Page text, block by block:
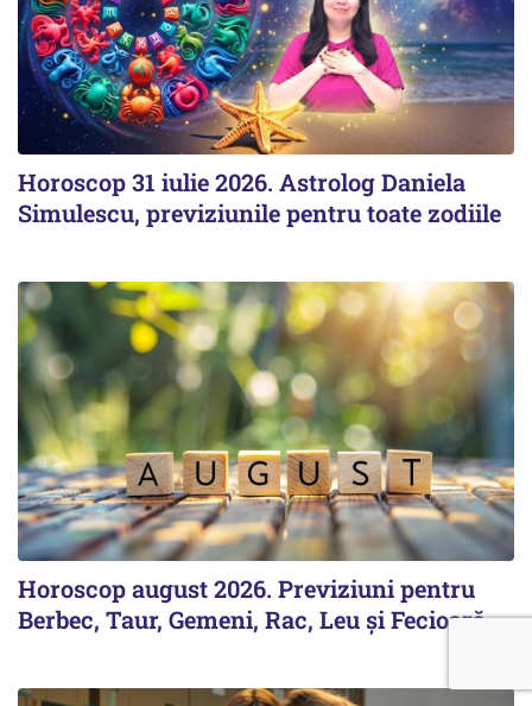
Horoscop 31 iulie 2026. Astrolog Daniela
Simulescu, previziunile pentru toate zodiile
Horoscop august 2026. Previziuni pentru
Berbec, Taur, Gemeni, Rac, Leu și Fecioară